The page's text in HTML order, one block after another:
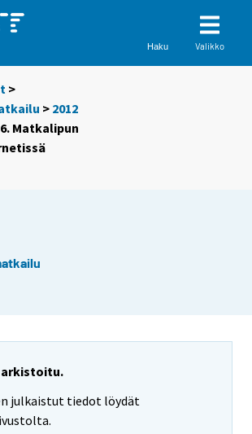
Haku Valikko
>
> 2012
Matkalipun
arkistoitu.
julkaistut tiedot löydät